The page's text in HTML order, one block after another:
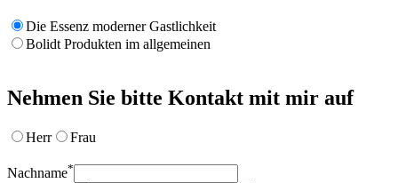
Die Essenz moderner Gastlichkeit
Bolidt Produkten im allgemeinen
Nehmen Sie bitte Kontakt mit mir auf
Herr Frau
Nachname*